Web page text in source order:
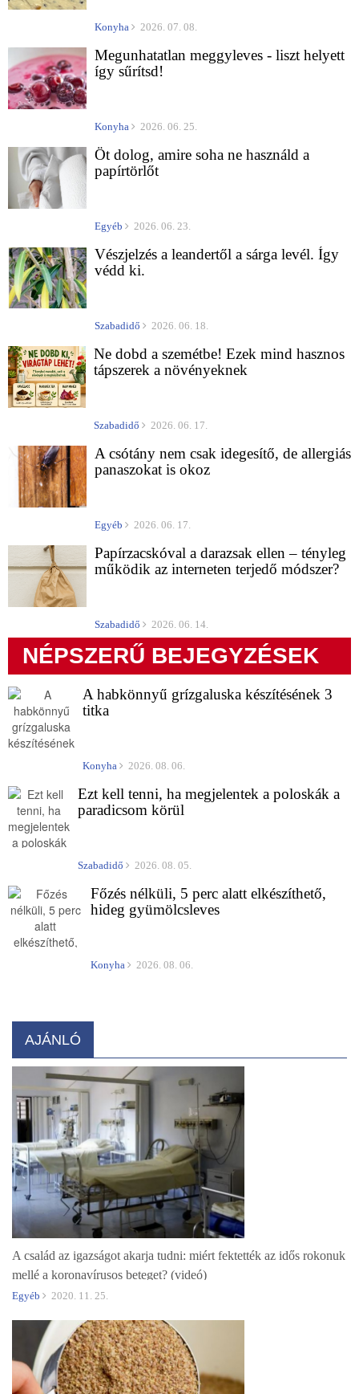
Konyha 2026. 07. 08.
Megunhatatlan meggyleves - liszt helyett
így sűrítsd!
Konyha 2026. 06. 25.
Öt dolog, amire soha ne használd a
papírtörlőt
Egyéb 2026. 06. 23.
Vészjelzés a leandertől a sárga levél. Így
védd ki.
Szabadidő 2026. 06. 18.
Ne dobd a szemétbe! Ezek mind hasznos
tápszerek a növényeknek
Szabadidő 2026. 06. 17.
A csótány nem csak idegesítő, de allergiás
panaszokat is okoz
Egyéb 2026. 06. 17.
Papírzacskóval a darazsak ellen – tényleg
működik az interneten terjedő módszer?
Szabadidő 2026. 06. 14.
NÉPSZERŰ BEJEGYZÉSEK
A habkönnyű grízgaluska készítésének 3
titka
Konyha 2026. 08. 06.
Ezt kell tenni, ha megjelentek a poloskák a
paradicsom körül
Szabadidő 2026. 08. 05.
Főzés nélküli, 5 perc alatt elkészíthető,
hideg gyümölcsleves
Konyha 2026. 08. 06.
AJÁNLÓ
A család az igazságot akarja tudni: miért fektették az idős rokonuk
mellé a koronavírusos beteget? (videó)
Egyéb 2020. 11. 25.